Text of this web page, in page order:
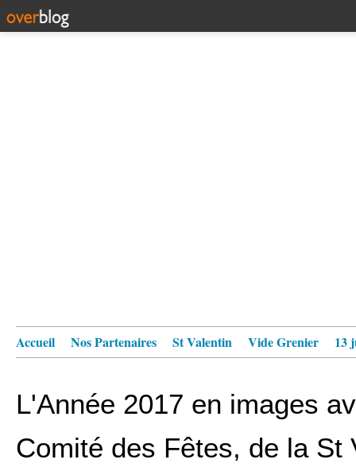
Accueil Nos Partenaires St Valentin Vide Grenier 13
L'Année 2017 en images
Comité des Fêtes, de la St